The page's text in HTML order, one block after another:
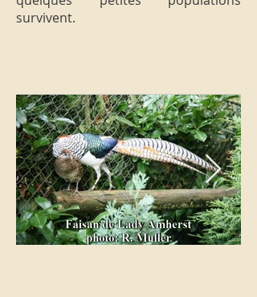
survivent.